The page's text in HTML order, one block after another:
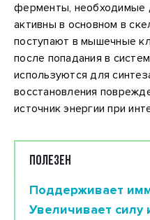
ферменты, необходимые
активны в основном в
поступают в мышечные
после попадания в
используются для
восстановления
источник энергии при
ПОЛЕЗЕН
Поддерживает
Увеличивает силу